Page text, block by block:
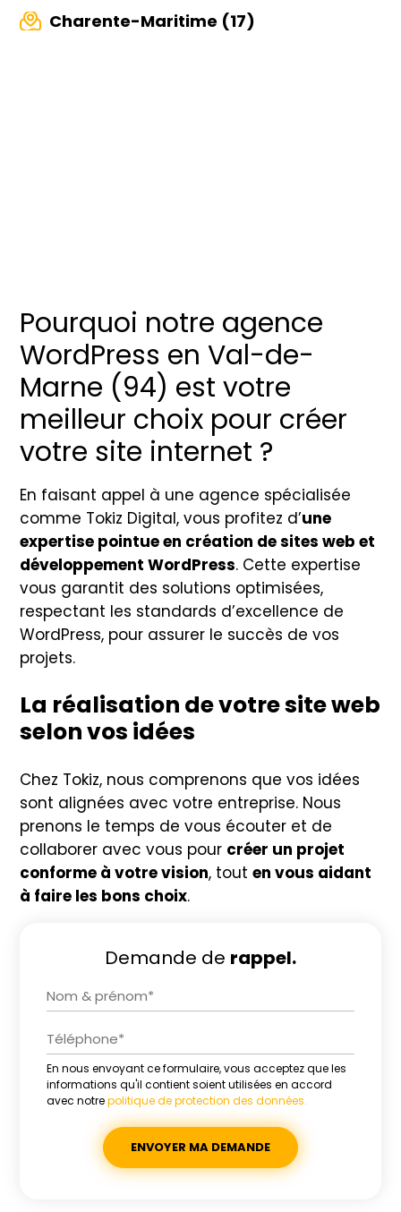
Charente-Maritime (17)
Pourquoi notre agence
WordPress en Val-de-
Marne (94) est votre
meilleur choix pour créer
votre site internet ?
En faisant appel à une agence spécialisée
comme Tokiz Digital, vous profitez d’une
expertise pointue en création de sites web et
développement WordPress. Cette expertise
vous garantit des solutions optimisées,
respectant les standards d’excellence de
WordPress, pour assurer le succès de vos
projets.
La réalisation de votre site web
selon vos idées
Chez Tokiz, nous comprenons que vos idées
sont alignées avec votre entreprise. Nous
prenons le temps de vous écouter et de
collaborer avec vous pour créer un projet
conforme à votre vision, touten vous aidant
à faire les bons choix.
Demande de rappel.
En nous envoyant ce formulaire, vous acceptez que les
informations qu'il contient soient utilisées en accord
avec notrepolitique de protection des données.
Alternative: